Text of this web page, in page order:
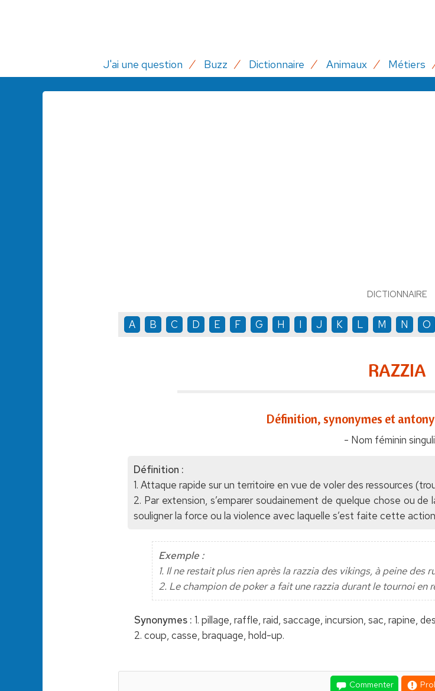
J'ai une question Buzz Dictionnaire Animaux Métiers
DICTIONNAIRE
A B C D E F G H I J K L M N O
RAZZIA
Définition, synonymes et
- Nom féminin
Définition :
1. Attaque rapide sur un territoire en vue de voler des ressources
2. Par extension, s’emparer soudainement de quelque chose ou
souligner la force ou la violence avec laquelle s’est faite cette
Exemple :
1. Il ne restait plus rien après la razzia des vikings, à peine des
2. Le champion de poker a fait une razzia durant le tournoi en
Synonymes : 1. pillage, raffle, raid, saccage, incursion, sac, rapine,
2. coup, casse, braquage, hold-up.
Commenter